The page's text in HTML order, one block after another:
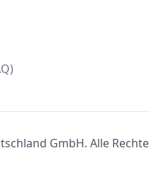
GmbH. Alle Rechte